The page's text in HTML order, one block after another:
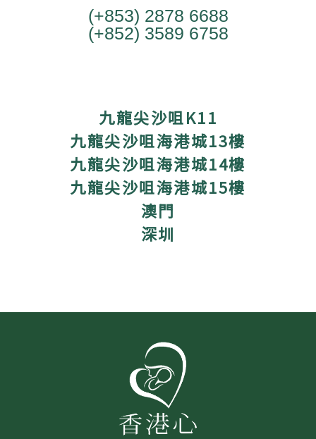
(+853) 2878 6688
(+852) 3589 6758
九龍尖沙咀K11
九龍尖沙咀海港城13樓
九龍尖沙咀海港城14樓
九龍尖沙咀海港城15樓
澳門
深圳